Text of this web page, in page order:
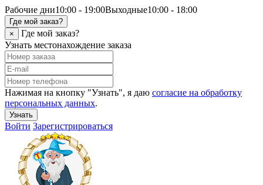
Рабочие дни10:00 - 19:00Выходные10:00 - 18:00
Где мой заказ?
×
Где мой заказ?
Узнать местонахождение заказа
Нажимая на кнопку "Узнать", я даю согласие на обработку
персональных данных.
Узнать
Войти Зарегистрироваться